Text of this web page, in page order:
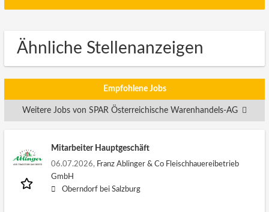
Ähnliche Stellenanzeigen
Empfohlene Jobs
Weitere Jobs von SPAR Österreichische Warenhandels-AG
Mitarbeiter Hauptgeschäft
06.07.2026, Franz Ablinger & Co Fleischhauereibetrieb
GmbH
Oberndorf bei Salzburg